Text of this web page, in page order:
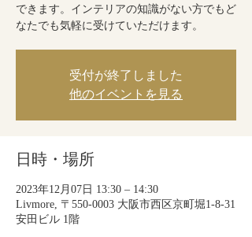
できます。インテリアの知識がない方でもど
なたでも気軽に受けていただけます。
受付が終了しました
他のイベントを見る
日時・場所
2023年12月07日 13:30 – 14:30
Livmore, 〒550-0003 大阪市西区京町堀1-8-31
安田ビル 1階